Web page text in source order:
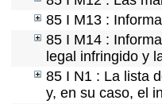
85 I M13 :
85 I M14 :
legal infringido y
85 I N1 : La lista
y, en su caso, el